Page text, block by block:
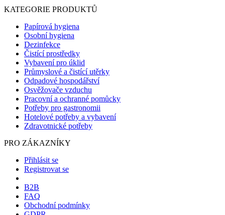
KATEGORIE PRODUKTŮ
Papírová hygiena
Osobní hygiena
Dezinfekce
Čistící prostředky
Vybavení pro úklid
Průmyslové a čistící utěrky
Odpadové hospodářství
Osvěžovače vzduchu
Pracovní a ochranné pomůcky
Potřeby pro gastronomii
Hotelové potřeby a vybavení
Zdravotnické potřeby
PRO ZÁKAZNÍKY
Přihlásit se
Registrovat se
B2B
FAQ
Obchodní podmínky